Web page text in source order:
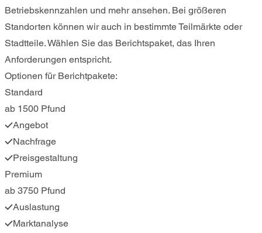
Betriebskennzahlen und mehr ansehen. Bei größeren
Standorten können wir auch in bestimmte Teilmärkte oder
Stadtteile. Wählen Sie das Berichtspaket, das Ihren
Anforderungen entspricht.
Optionen für Berichtpakete:
Standard
ab 1500 Pfund
Angebot
Nachfrage
Preisgestaltung
Premium
ab 3750 Pfund
Auslastung
Marktanalyse